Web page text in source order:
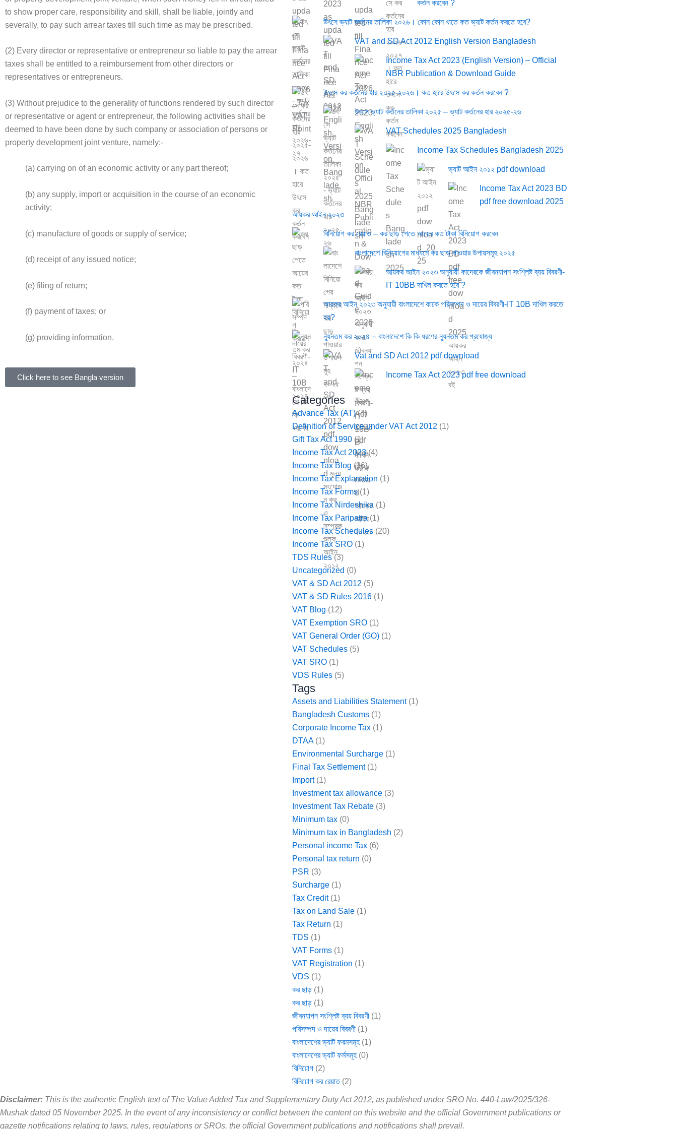
to show proper care, responsibility and skill, shall be liable, jointly and
severally, to pay such arrear taxes till such time as may be prescribed.
(2) Every director or representative or entrepreneur so liable to pay the arrear
taxes shall be entitled to a reimbursement from other directors or
representatives or entrepreneurs.
(3) Without prejudice to the generality of functions rendered by such director
or representative or agent or entrepreneur, the following activities shall be
deemed to have been done by such company or association of persons or
property development joint venture, namely:-
(a) carrying on of an economic activity or any part thereof;
(b) any supply, import or acquisition in the course of an economic
activity;
(c) manufacture of goods or supply of service;
(d) receipt of any issued notice;
(e) filing of return;
(f) payment of taxes; or
(g) providing information.
Click here to see Bangla version
কর্তন করবেন ?
উৎসে ভ্যাট কর্তনের তালিকা ২০২৬। কোন কোন খাতে কত ভ্যাট কর্তন করতে হবে?
VAT and SD Act 2012 English Version Bangladesh
Income Tax Act 2023 (English Version) – Official
NBR Publication & Download Guide
উৎসে কর কর্তনের হার ২০২৫-২০২৬। কত হারে উৎসে কর কর্তন করবেন ?
উৎসে ভ্যাট কর্তনের তালিকা ২০২৫ – ভ্যাট কর্তনের হার ২০২৫-২৬
VAT Schedules 2025 Bangladesh
Income Tax Schedules Bangladesh 2025
ভ্যাট আইন ২০১২ pdf download
Income Tax Act 2023 BD
pdf free download 2025
আয়কর আইন ২০২৩
বিনিয়োগ কর রেয়াত – কর ছাড় পেতে আয়ের কত টাকা বিনিয়োগ করবেন
বাংলাদেশে বিনিয়োগের মাধ্যমে কর ছাড় পাওয়ার উপায়সমূহ ২০২৫
আয়কর আইন ২০২৩ অনুযায়ী কাদেরকে জীবনযাপন সংশ্লিষ্ট ব্যয় বিবরণী-
IT 10BB দাখিল করতে হবে ?
আয়কর আইন ২০২৩ অনুযায়ী বাংলাদেশে কাকে পরিসম্পদ ও দায়ের বিবরণী-IT 10B দাখিল করতে
হয়?
ন্যূনতম কর ২০২৪ – বাংলাদেশে কি কি ধরণের ন্যূনতম কর প্রযোজ্য
Vat and SD Act 2012 pdf download
Income Tax Act 2023 pdf free download
Categories
Advance Tax (AT)(4)
Definition of Service under VAT Act 2012 (1)
Gift Tax Act 1990 (1)
Income Tax Act 2023(4)
Income Tax Blog (36)
Income Tax Explanation (1)
Income Tax Forms(1)
Income Tax Nirdeshika (1)
Income Tax Paripatra(1)
Income Tax Schedules (20)
Income Tax SRO (1)
TDS Rules(3)
Uncategorized (0)
VAT & SD Act 2012 (5)
VAT & SD Rules 2016 (1)
VAT Blog (12)
VAT Exemption SRO (1)
VAT General Order (GO) (1)
VAT Schedules (5)
VAT SRO (1)
VDS Rules (5)
Tags
Assets and Liabilities Statement(1)
Bangladesh Customs (1)
Corporate Income Tax (1)
DTAA(1)
Environmental Surcharge (1)
Final Tax Settlement(1)
Import(1)
Investment tax allowance (3)
Investment Tax Rebate (3)
Minimum tax (0)
Minimum tax in Bangladesh (2)
Personal income Tax (6)
Personal tax return (0)
PSR (3)
Surcharge (1)
Tax Credit(1)
Tax on Land Sale (1)
Tax Return (1)
TDS (1)
VAT Forms (1)
VAT Registration (1)
VDS (1)
কর ছাড় (1)
কর ছাড় (1)
জীবনযাপন সংশ্লিষ্ট ব্যয় বিবরণী (1)
পরিসম্পদ ও দায়ের বিবরণী (1)
বাংলাদেশের ভ্যাট ফরমসমূহ(1)
বাংলাদেশের ভ্যাট ফর্মসমূহ(0)
বিনিয়োগ (2)
বিনিয়োগ কর রেয়াত(2)
Disclaimer: This is the authentic English text of The Value Added Tax and Supplementary Duty Act 2012, as published under SRO No. 440-Law/2025/326-
Mushak dated 05 November 2025. In the event of any inconsistency or conflict between the content on this website and the official Government publications or
gazette notifications relating to laws, rules, regulations or SROs, the official Government publications and notifications shall prevail.